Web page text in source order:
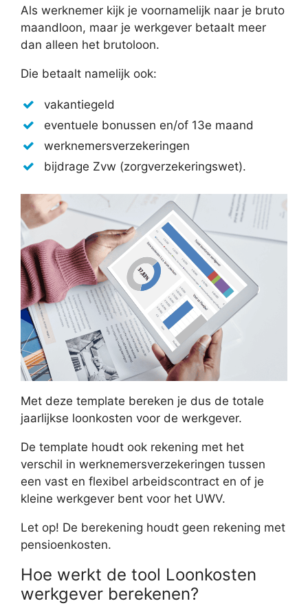
Als werknemer kijk je voornamelijk naar je bruto
maandloon, maar je werkgever betaalt meer
dan alleen het brutoloon.
Die betaalt namelijk ook:
vakantiegeld
eventuele bonussen en/of 13e maand
werknemersverzekeringen
bijdrage Zvw (zorgverzekeringswet).
Met deze template bereken je dus de totale
jaarlijkse loonkosten voor de werkgever.
De template houdt ook rekening met het
verschil in werknemersverzekeringen tussen
een vast en flexibel arbeidscontract en of je
kleine werkgever bent voor het UWV.
Let op! De berekening houdt geen rekening met
pensioenkosten.
Hoe werkt de tool Loonkosten
werkgever berekenen?